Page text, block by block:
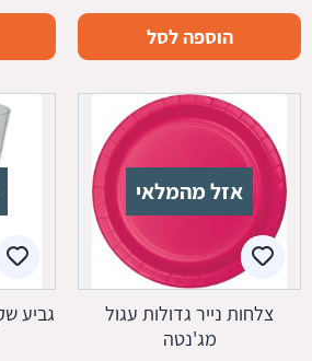
הוספה לסל
אזל מהמלאי
צלחות נייר גדולות עגול
מג'נטה
גביע